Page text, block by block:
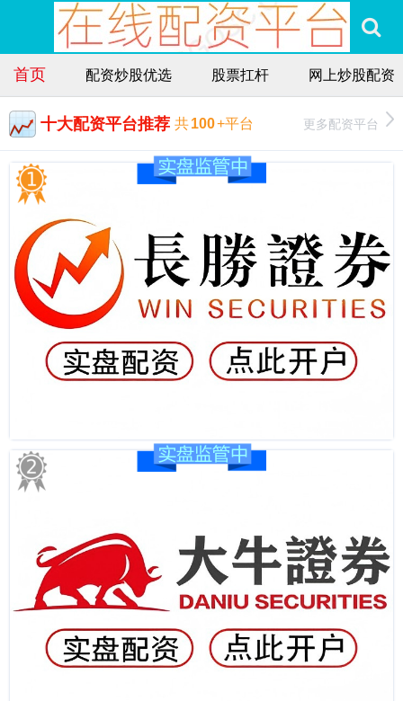
首页 配资炒股优选 股票扛杆 网上炒股配资
十大配资平台推荐 共100+平台 更多配资平台